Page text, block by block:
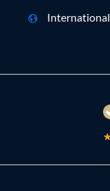
International